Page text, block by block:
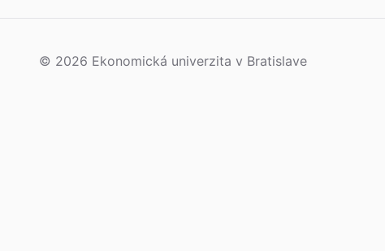
© 2026 Ekonomická univerzita v Bratislave